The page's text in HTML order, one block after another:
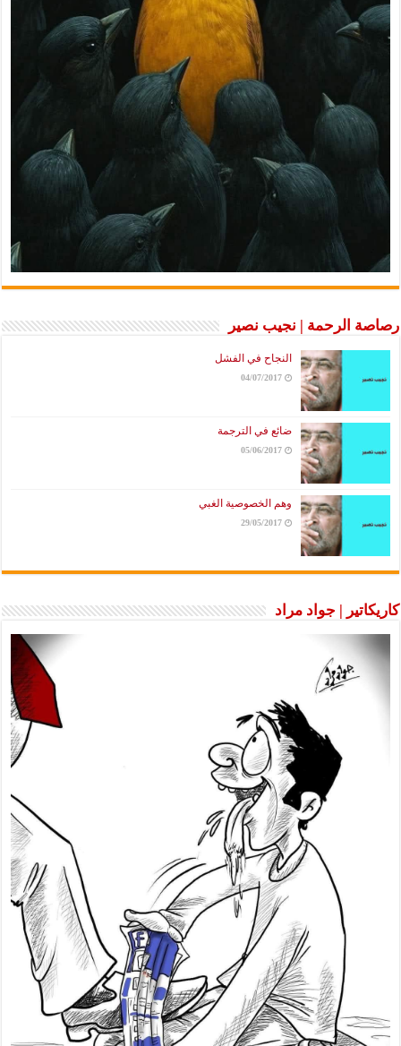
رصاصة الرحمة | نجيب نصير
النجاح في الفشل
04/07/2017
ضائع في الترجمة
05/06/2017
وهم الخصوصية الغبي
29/05/2017
كاريكاتير | جواد مراد